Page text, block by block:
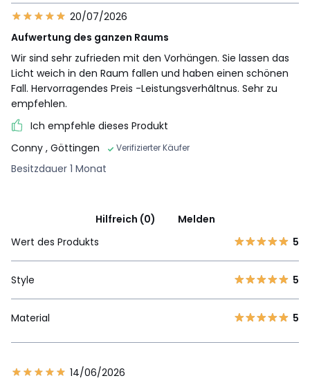
20/07/2026
Aufwertung des ganzen Raums
Wir sind sehr zufrieden mit den Vorhängen. Sie lassen das
Licht weich in den Raum fallen und haben einen schönen
Fall. Hervorragendes Preis -Leistungsverhãltnus. Sehr zu
empfehlen.
Ich empfehle dieses Produkt
Conny , Göttingen Verifizierter Käufer
Besitzdauer 1 Monat
Hilfreich (0)
Melden
Wert des Produkts
5
Style 5
Material 5
14/06/2026